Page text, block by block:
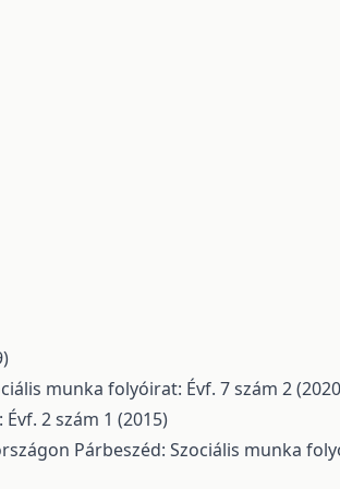
munka folyóirat: Évf. 7 szám 2
2 szám 1 (2015)
Párbeszéd: Szociális munka